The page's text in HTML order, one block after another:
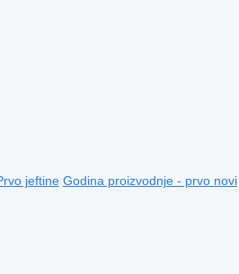
jeftine Godina proizvodnje - prvo novi